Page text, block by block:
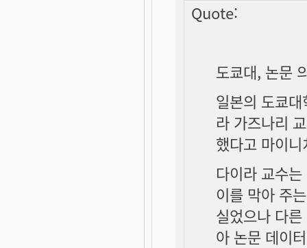
Quote:
도쿄대, 논문
일본의 도쿄
라 가즈나리
했다고 마이
다이라 교수
이를 막아 주
실었으나 다
아 논문 데이